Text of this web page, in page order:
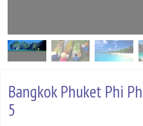
Bangkok Phuket Phi
5